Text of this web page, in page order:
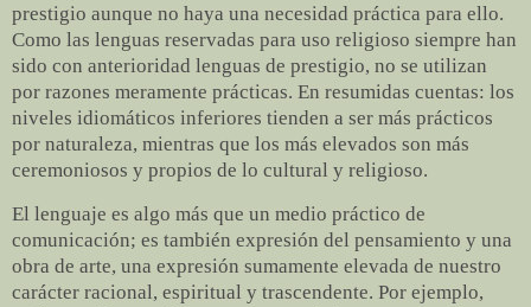
prestigio aunque no haya una necesidad práctica para ello.
Como las lenguas reservadas para uso religioso siempre han
sido con anterioridad lenguas de prestigio, no se utilizan
por razones meramente prácticas. En resumidas cuentas: los
niveles idiomáticos inferiores tienden a ser más prácticos
por naturaleza, mientras que los más elevados son más
ceremoniosos y propios de lo cultural y religioso.
El lenguaje es algo más que un medio práctico de
comunicación; es también expresión del pensamiento y una
obra de arte, una expresión sumamente elevada de nuestro
carácter racional, espiritual y trascendente. Por ejemplo,